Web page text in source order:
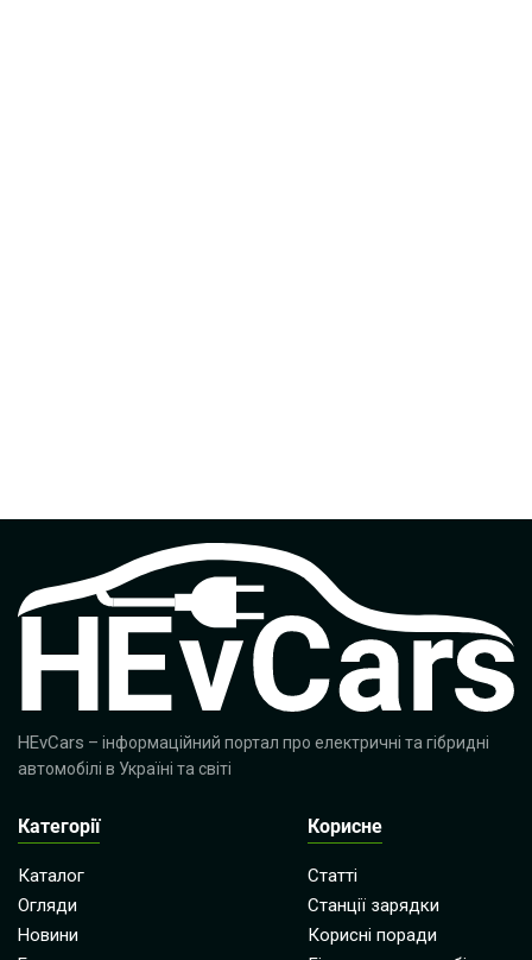
HEvCars – інформаційний портал про електричні та гібридні
автомобілі в Україні та світі
Категорії
Каталог
Огляди
Новини
Корисне
Статті
Станції зарядки
Корисні поради